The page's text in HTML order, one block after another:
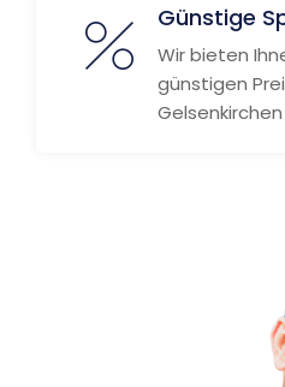
Günstige
Wir bieten
günstigen